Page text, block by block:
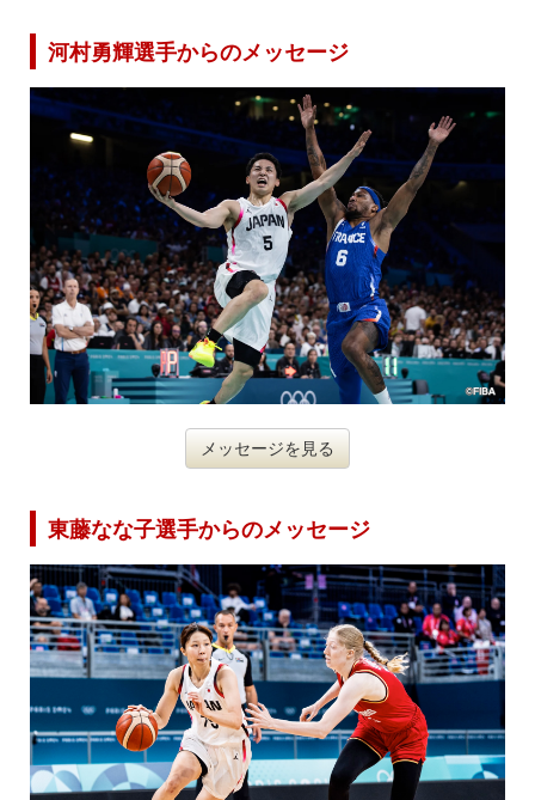
河村勇輝選手からのメッセージ
メッセージを見る
東藤なな子選手からのメッセージ